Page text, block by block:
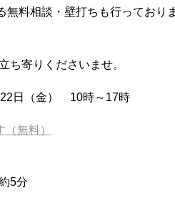
料相談・壁打ちも行っており
ち寄りくださいませ。
22日（金） 10時～17時
無料）
5分